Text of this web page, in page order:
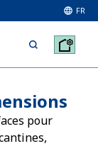
FR
pour